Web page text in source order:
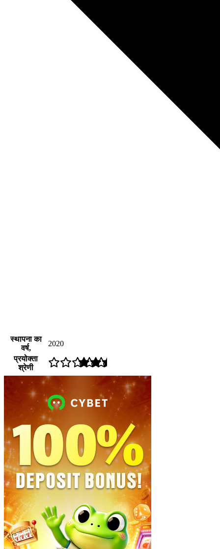
स्थापना का
वर्ष,
2020
प्रयोक्ता
श्रेणी